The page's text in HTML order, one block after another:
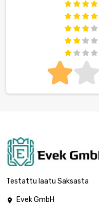
Testattu laatu Saksasta

Evek GmbH